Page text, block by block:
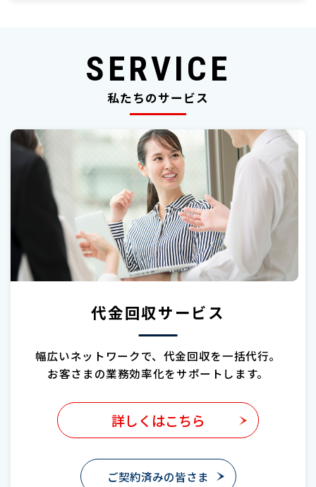
SERVICE
私たちのサービス
代金回収サービス
幅広いネットワークで、代金回収を一括代行。
お客さまの業務効率化をサポートします。
詳しくはこちら
ご契約済みの皆さま